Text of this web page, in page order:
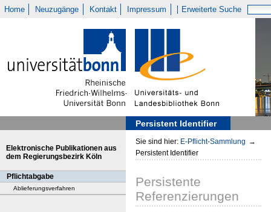
Home Neuzugänge Kontakt Impressum Erweiterte Suche
Persistent Identifier
Elektronische Publikationen aus
dem Regierungsbezirk Köln
Pflichtabgabe
Ablieferungsverfahren
Sie sind hier: E-Pflicht-Sammlung →
Persistent Identifier
Persistente
Referenzierungen